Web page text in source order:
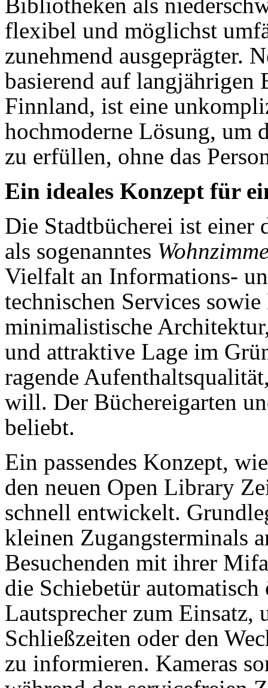
flexibel und möglichst
zunehmend ausgeprägter.
basierend auf langjährigen
Finnland, ist eine
hochmoderne Lösung, um
zu erfüllen, ohne das
Ein ideales Konzept für
Die Stadtbücherei ist einer
als sogenanntes
Vielfalt an Informations-
technischen Services
minimalistische
und attraktive Lage im
ragende
will. Der Büchereigarten
beliebt.
Ein passendes Konzept,
den neuen Open Library
schnell entwickelt.
kleinen Zugangsterminals
Besuchenden mit ihrer
die Schiebetür
Lautsprecher zum Einsatz,
Schließzeiten oder den
zu informieren. Kameras